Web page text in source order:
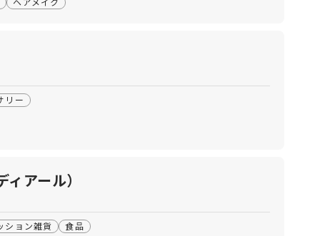
リー
アール）
ション雑貨 食品